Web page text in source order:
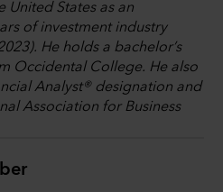
United States as an
of investment industry
He holds a bachelor’s
Occidental College. He also
Analyst® designation and
Association for Business